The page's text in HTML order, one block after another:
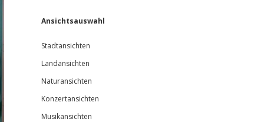
Ansichtsauswahl
Stadtansichten
Landansichten
Naturansichten
Konzertansichten
Musikansichten